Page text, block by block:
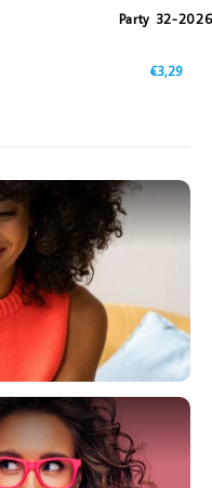
Party 32-
€3,29